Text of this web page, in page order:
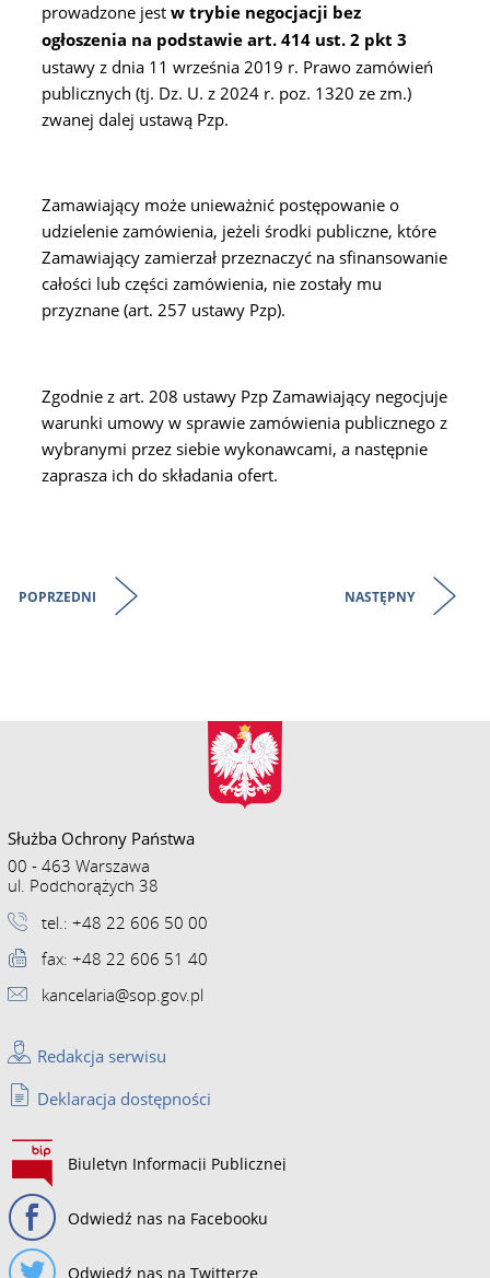
prowadzone jestw trybie negocjacji bez
ogłoszenia na podstawie art. 414 ust. 2 pkt 3
ustawy z dnia 11 września 2019 r. Prawo zamówień
publicznych (tj. Dz. U. z 2024 r. poz. 1320 ze zm.)
zwanej dalej ustawą Pzp.
Zamawiający może unieważnić postępowanie o
udzielenie zamówienia, jeżeli środki publiczne, które
Zamawiający zamierzał przeznaczyć na sfinansowanie
całości lub części zamówienia, nie zostały mu
przyznane (art. 257 ustawy Pzp).
Zgodnie z art. 208 ustawy Pzp Zamawiający negocjuje
warunki umowy w sprawie zamówienia publicznego z
wybranymi przez siebie wykonawcami, a następnie
zaprasza ich do składania ofert.
POPRZEDNI NASTĘPNY
Służba Ochrony Państwa
00 - 463 Warszawa
ul. Podchorążych 38
tel.: +48 22 606 50 00
fax: +48 22 606 51 40
kancelaria@sop.gov.pl
Redakcja serwisu
Deklaracja dostępności
Biuletyn Informacji Publicznej
Odwiedź nas na Facebooku
Odwiedź nas na Twitterze